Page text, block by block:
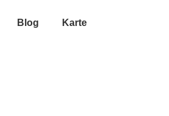
Blog Karte